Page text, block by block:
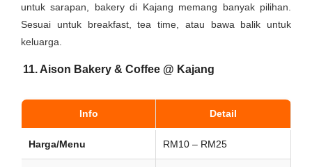
untuk sarapan, bakery di Kajang memang banyak pilihan.
Sesuai untuk breakfast, tea time, atau bawa balik untuk
keluarga.
11. Aison Bakery & Coffee @ Kajang
Info Detail
Harga/Menu RM10 – RM25